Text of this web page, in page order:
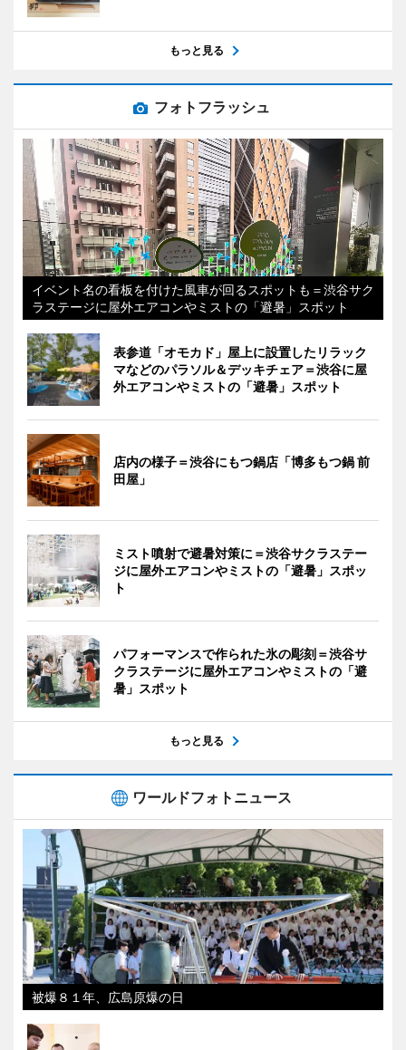
もっと見る
フォトフラッシュ
イベント名の看板を付けた風車が回るスポットも＝渋谷サク
ラステージに屋外エアコンやミストの「避暑」スポット
表参道「オモカド」屋上に設置したリラック
マなどのパラソル＆デッキチェア＝渋谷に屋
外エアコンやミストの「避暑」スポット
店内の様子＝渋谷にもつ鍋店「博多もつ鍋 前
田屋」
ミスト噴射で避暑対策に＝渋谷サクラステー
ジに屋外エアコンやミストの「避暑」スポッ
ト
パフォーマンスで作られた氷の彫刻＝渋谷サ
クラステージに屋外エアコンやミストの「避
暑」スポット
もっと見る
ワールドフォトニュース
被爆８１年、広島原爆の日